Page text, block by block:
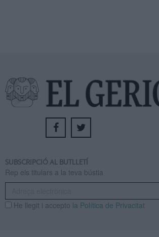
SUBSCRIPCIÓ AL BUTLLETÍ
Rep els titulars a la teva bústia
He llegit i accepto la Política de Privacitat